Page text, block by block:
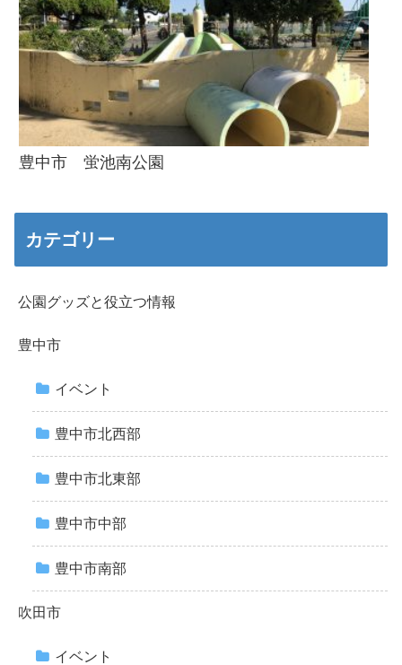
豊中市 蛍池南公園
カテゴリー
公園グッズと役立つ情報
豊中市
イベント
豊中市北西部
豊中市北東部
豊中市中部
豊中市南部
吹田市
イベント